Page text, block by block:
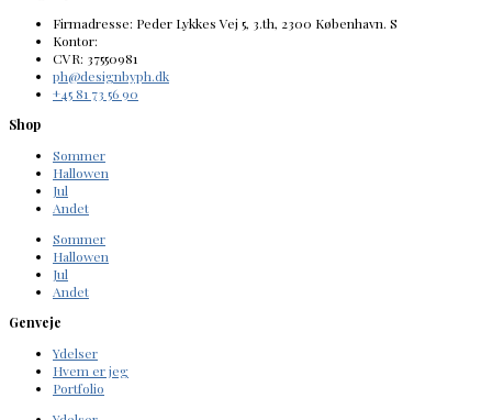
Firmadresse: Peder Lykkes Vej 5, 3.th, 2300 København. S
Kontor:
CVR: 37550981
ph@designbyph.dk
+45 81 73 56 90
Shop
Sommer
Hallowen
Jul
Andet
Sommer
Hallowen
Jul
Andet
Genveje
Ydelser
Hvem er jeg
Portfolio